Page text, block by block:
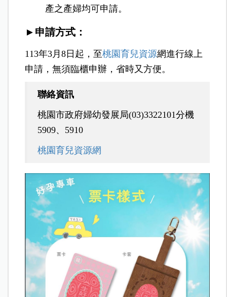
產之產婦均可申請。
►申請方式：
113年3月8日起，至桃園育兒資源網進行線上
申請，無須臨櫃申辦，省時又方便。
聯絡資訊
桃園市政府婦幼發展局(03)3322101分機
5909、5910
桃園育兒資源網